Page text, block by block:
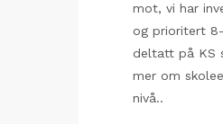
mot, vi har
og prioritert
deltatt på KS
mer om
nivå..